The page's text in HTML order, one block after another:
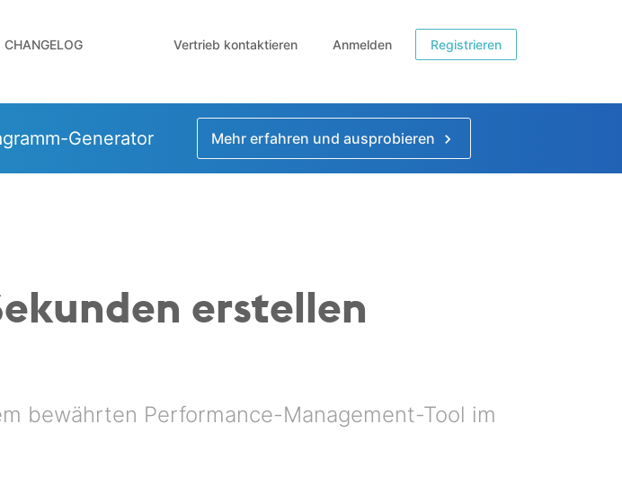
CHANGELOG Vertrieb kontaktieren Anmelden Registrieren
Generator Mehr erfahren und ausprobieren
erstellen
bewährten Performance-Management-Tool im